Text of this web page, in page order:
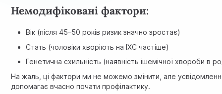
Немодифіковані фактори:
Вік (після 45–50 років ризик значно зростає)
Стать (чоловіки хворіють на ІХС частіше)
Генетична схильність (наявність ішемічної хвороби в
На жаль, ці фактори ми не можемо змінити, але
допомагає вчасно почати профілактику.